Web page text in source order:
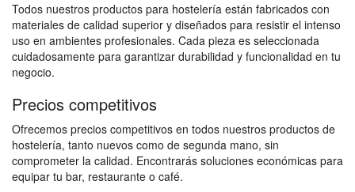
Todos nuestros productos para hostelería están fabricados con
materiales de calidad superior y diseñados para resistir el intenso
uso en ambientes profesionales. Cada pieza es seleccionada
cuidadosamente para garantizar durabilidad y funcionalidad en tu
negocio.
Precios competitivos
Ofrecemos precios competitivos en todos nuestros productos de
hostelería, tanto nuevos como de segunda mano, sin
comprometer la calidad. Encontrarás soluciones económicas para
equipar tu bar, restaurante o café.